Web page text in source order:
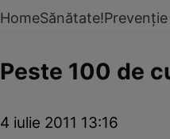
HomeSănătate!
Peste 100 de
4 iulie 2011 13:16